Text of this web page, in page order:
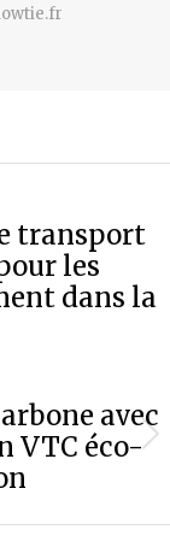
transport
les
dans la
avec
VTC éco-